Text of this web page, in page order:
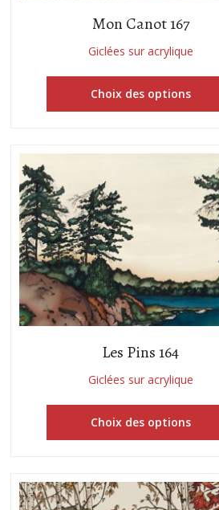
Mon Canot 167
Giclées sur acrylique
Choix des options
Les Pins 164
Giclées sur acrylique
Choix des options